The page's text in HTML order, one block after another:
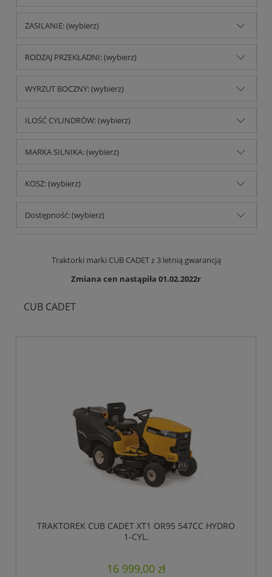
ZASILANIE: (wybierz)
RODZAJ PRZEKŁADNI: (wybierz)
WYRZUT BOCZNY: (wybierz)
ILOŚĆ CYLINDRÓW: (wybierz)
MARKA SILNIKA: (wybierz)
KOSZ: (wybierz)
Dostępność: (wybierz)
Traktorki marki CUB CADET z 3 letnią gwarancją
Zmiana cen nastąpiła 01.02.2022r
CUB CADET
TRAKTOREK CUB CADET XT1 OR95 547CC HYDRO
1-CYL.
16 999,00 zł